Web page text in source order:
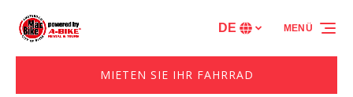
Zur Primärnavigation springen
Zum Inhalt springen
Zur Fußzeile springen
Wählen
Sie
Sprache
DE
MIETEN SIE IHR FAHRRAD
MENÜ